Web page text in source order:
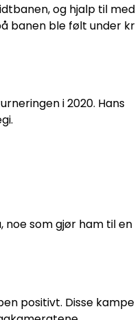
og hjalp til
banen ble følt under
i 2020. Hans
noe som gjør ham til en
positivt. Disse